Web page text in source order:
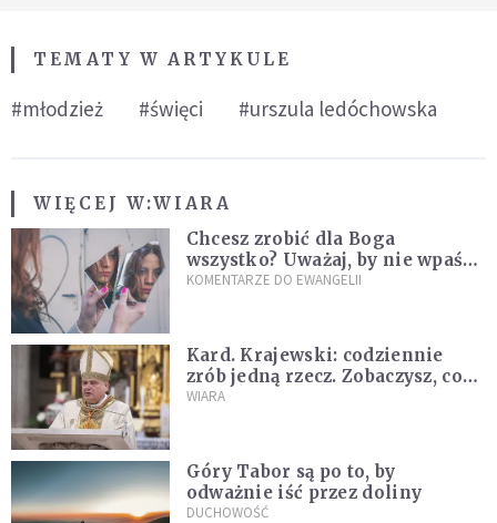
TEMATY W ARTYKULE
#młodzież #święci #urszula ledóchowska
WIĘCEJ W:WIARA
Chcesz zrobić dla Boga
wszystko? Uważaj, by nie wpaść
w groźną pułapkę
KOMENTARZE DO EWANGELII
Kard. Krajewski: codziennie
zrób jedną rzecz. Zobaczysz, co
stanie się z twoim życiem
WIARA
Góry Tabor są po to, by
odważnie iść przez doliny
DUCHOWOŚĆ